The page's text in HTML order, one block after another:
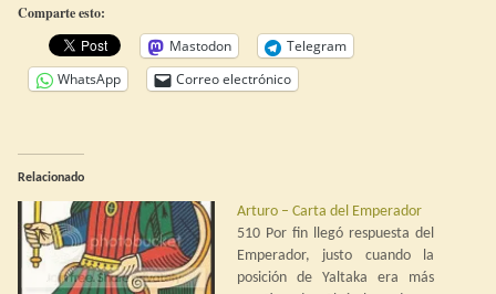
Comparte esto:
Mastodon
Telegram
WhatsApp
Correo electrónico
Relacionado
Arturo – Carta del Emperador
510 Por fin llegó respuesta del
Emperador, justo cuando la
posición de Yaltaka era más